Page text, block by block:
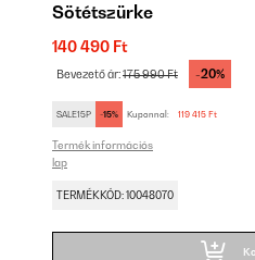
Sötétszürke
140 490 Ft
Bevezető ár:175 990 Ft -20%
SALE15P -15% Kuponnal: 119 415 Ft
Termék információs
lap
TERMÉKKÓD: 10048070